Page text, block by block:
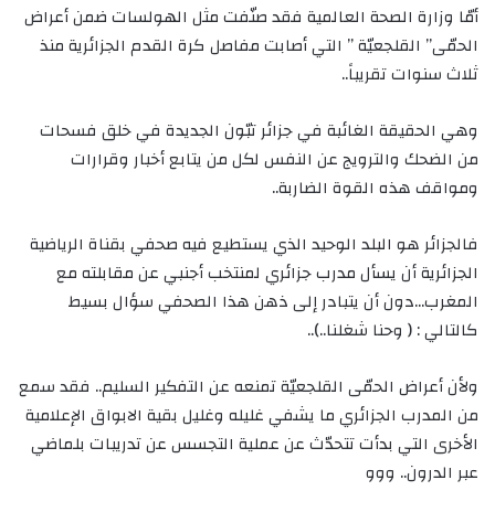
أمّا وزارة الصحة العالمية فقد صنّفت مثل الهولسات ضمن أعراض
الحمّى” القلجعيّة ” التي أصابت مفاصل كرة القدم الجزائرية منذ
ثلاث سنوات تقريباً..
وهي الحقيقة الغائبة في جزائر تبّون الجديدة في خلق فسحات
من الضحك والترويج عن النفس لكل من يتابع أخبار وقرارات
ومواقف هذه القوة الضاربة..
فالجزائر هو البلد الوحيد الذي يستطيع فيه صحفي بقناة الرياضية
الجزائرية أن يسأل مدرب جزائري لمنتخب أجنبي عن مقابلته مع
المغرب…دون أن يتبادر إلى ذهن هذا الصحفي سؤال بسيط
كالتالي : ( وحنا شغلنا..)..
ولأن أعراض الحمّى القلجعيّة تمنعه عن التفكير السليم.. فقد سمع
من المدرب الجزائري ما يشفي غليله وغليل بقية الابواق الإعلامية
الأخرى التي بدأت تتحدّث عن عملية التجسس عن تدريبات بلماضي
عبر الدرون.. ووو